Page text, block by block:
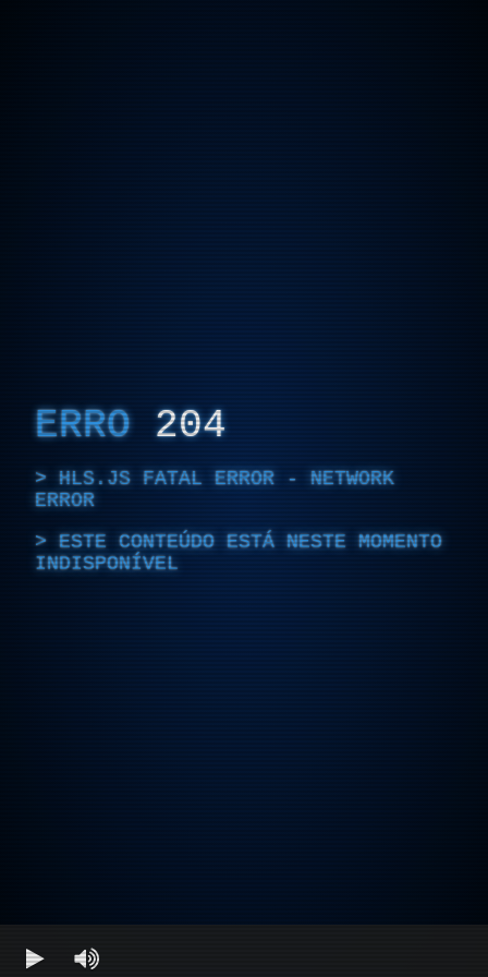
ERRO 204
HLS.JS FATAL ERROR - NETWORK
ERROR
ESTE CONTEÚDO ESTÁ NESTE MOMENTO
INDISPONÍVEL